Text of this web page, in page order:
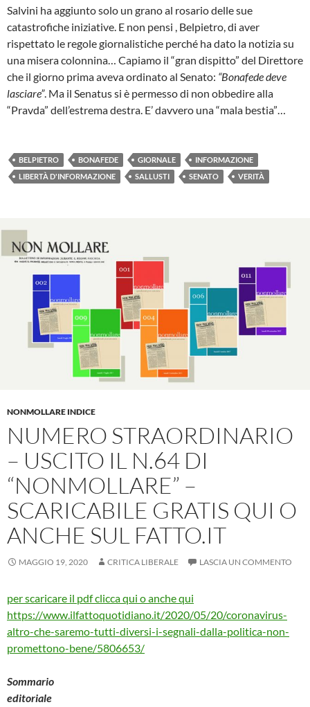
Salvini ha aggiunto solo un grano al rosario delle sue
catastrofiche iniziative. E non pensi , Belpietro, di aver
rispettato le regole giornalistiche perché ha dato la notizia su
una misera colonnina… Capiamo il “gran dispitto” del Direttore
che il giorno prima aveva ordinato al Senato: “Bonafede deve
lasciare”. Ma il Senatus si è permesso di non obbedire alla
“Pravda” dell’estrema destra. E’ davvero una “mala bestia”…
BELPIETRO BONAFEDE GIORNALE
INFORMAZIONE
LIBERTÀ D'INFORMAZIONE
SALLUSTI SENATO VERITÀ
NONMOLLARE INDICE
NUMERO STRAORDINARIO
– USCITO IL N.64 DI
“NONMOLLARE” –
SCARICABILE GRATIS QUI O
ANCHE SUL FATTO.IT
MAGGIO 19, 2020 CRITICA LIBERALE LASCIA UN COMMENTO
per scaricare il pdf clicca qui o anche qui
https://www.ilfattoquotidiano.it/2020/05/20/coronavirus-
altro-che-saremo-tutti-diversi-i-segnali-dalla-politica-non-
promettono-bene/5806653/
Sommario
editoriale